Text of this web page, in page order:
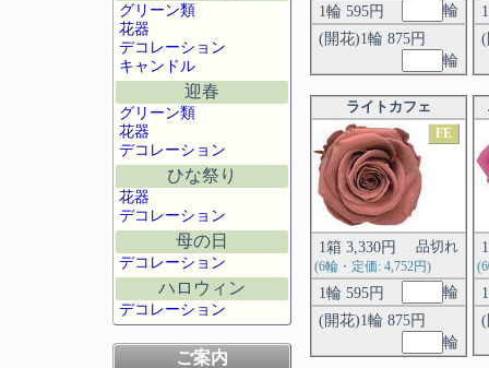
1輪 595円
輪
(開花)1輪 875円
輪
(
ライトカフェ
FE
1箱 3,330円 品切れ
(6輪・定価: 4,752円)
1輪 595円
輪
(開花)1輪 875円
輪
(
グリーン類
花器
デコレーション
キャンドル
迎春
グリーン類
花器
デコレーション
ひな祭り
花器
デコレーション
母の日
デコレーション
ハロウィン
デコレーション
ご案内